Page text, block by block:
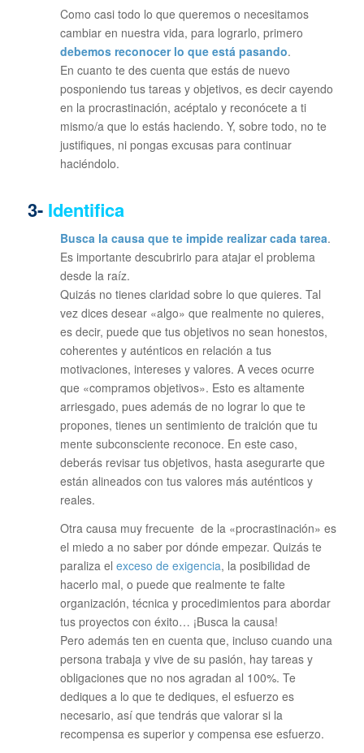
Como casi todo lo que queremos o necesitamos
cambiar en nuestra vida, para lograrlo, primero
debemos reconocer lo que está pasando.
En cuanto te des cuenta que estás de nuevo
posponiendo tus tareas y objetivos, es decir cayendo
en la procrastinación, acéptalo y reconócete a ti
mismo/a que lo estás haciendo. Y, sobre todo, no te
justifiques, ni pongas excusas para continuar
haciéndolo.
3- Identifica
Busca la causa que te impide realizar cada tarea.
Es importante descubrirlo para atajar el problema
desde la raíz.
Quizás no tienes claridad sobre lo que quieres. Tal
vez dices desear «algo» que realmente no quieres,
es decir, puede que tus objetivos no sean honestos,
coherentes y auténticos en relación a tus
motivaciones, intereses y valores. A veces ocurre
que «compramos objetivos». Esto es altamente
arriesgado, pues además de no lograr lo que te
propones, tienes un sentimiento de traición que tu
mente subconsciente reconoce. En este caso,
deberás revisar tus objetivos, hasta asegurarte que
están alineados con tus valores más auténticos y
reales.
Otra causa muy frecuente de la «procrastinación» es
el miedo a no saber por dónde empezar. Quizás te
paraliza el exceso de exigencia, la posibilidad de
hacerlo mal, o puede que realmente te falte
organización, técnica y procedimientos para abordar
tus proyectos con éxito… ¡Busca la causa!
Pero además ten en cuenta que, incluso cuando una
persona trabaja y vive de su pasión, hay tareas y
obligaciones que no nos agradan al 100%. Te
dediques a lo que te dediques, el esfuerzo es
necesario, así que tendrás que valorar si la
recompensa es superior y compensa ese esfuerzo.